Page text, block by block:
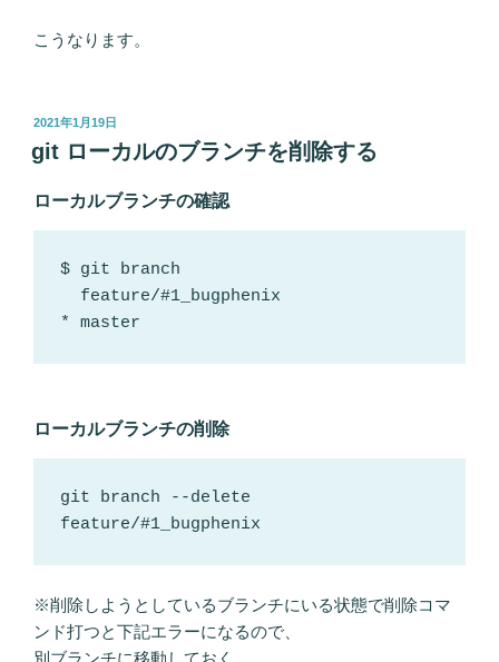
こうなります。
投
日:
2021年1月19日
git ローカルのブランチを削除する
ローカルブランチの確認
$ git branch
* master
ローカルブランチの削除
git branch --delete
feature/#1_bugphenix
※削除しようとしているブランチにいる状態で削除コマ
ンド打つと下記エラーになるので、
別ブランチに移動しておく